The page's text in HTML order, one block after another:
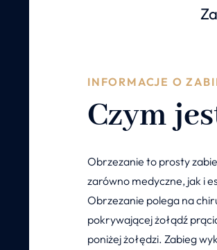
INFORMACJE O
Czym
Obrzezanie to prosty
zarówno medyczne, jak i
Obrzezanie polega na
pokrywającej żołądź
poniżej żołędzi. Zabieg